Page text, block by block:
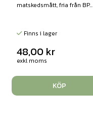
matskedsmått, fria från BP...
Finns i lager
48,00 kr
exkl moms
KÖP